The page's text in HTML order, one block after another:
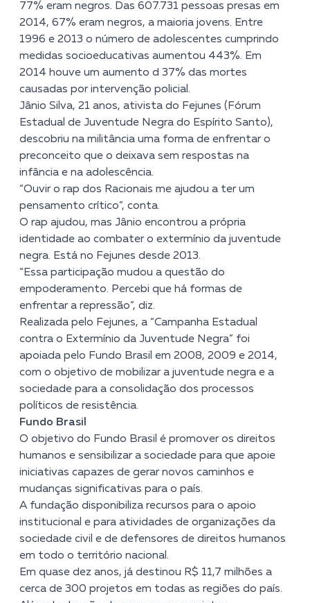
77% eram negros. Das 607.731 pessoas presas em
2014, 67% eram negros, a maioria jovens. Entre
1996 e 2013 o número de adolescentes cumprindo
medidas socioeducativas aumentou 443%. Em
2014 houve um aumento d 37% das mortes
causadas por intervenção policial.
Jânio Silva, 21 anos, ativista do Fejunes (Fórum
Estadual de Juventude Negra do Espírito Santo),
descobriu na militância uma forma de enfrentar o
preconceito que o deixava sem respostas na
infância e na adolescência.
“Ouvir o rap dos Racionais me ajudou a ter um
pensamento crítico”, conta.
O rap ajudou, mas Jânio encontrou a própria
identidade ao combater o extermínio da juventude
negra. Está no Fejunes desde 2013.
“Essa participação mudou a questão do
empoderamento. Percebi que há formas de
enfrentar a repressão”, diz.
Realizada pelo Fejunes, a “Campanha Estadual
contra o Extermínio da Juventude Negra” foi
apoiada pelo Fundo Brasil em 2008, 2009 e 2014,
com o objetivo de mobilizar a juventude negra e a
sociedade para a consolidação dos processos
políticos de resistência.
Fundo Brasil
O objetivo do Fundo Brasil é promover os direitos
humanos e sensibilizar a sociedade para que apoie
iniciativas capazes de gerar novos caminhos e
mudanças significativas para o país.
A fundação disponibiliza recursos para o apoio
institucional e para atividades de organizações da
sociedade civil e de defensores de direitos humanos
em todo o território nacional.
Em quase dez anos, já destinou R$ 11,7 milhões a
cerca de 300 projetos em todas as regiões do país.